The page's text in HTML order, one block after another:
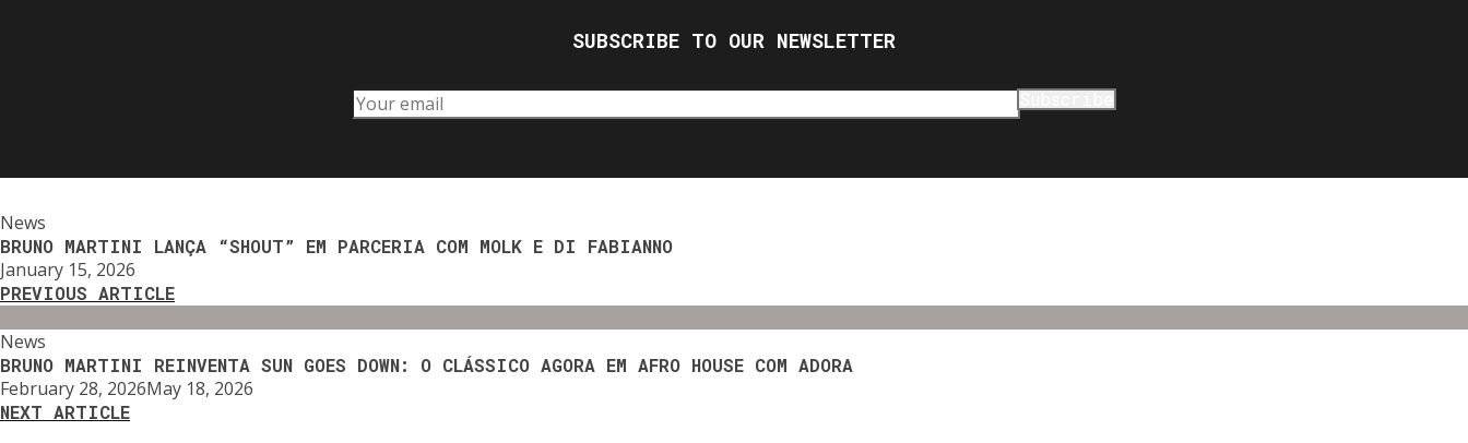
SUBSCRIBE TO OUR NEWSLETTER
News
BRUNO MARTINI LANÇA “SHOUT” EM PARCERIA COM MOLK E DI FABIANNO
January 15, 2026
PREVIOUS ARTICLE
News
BRUNO MARTINI REINVENTA SUN GOES DOWN: O CLÁSSICO AGORA EM AFRO HOUSE COM ADORA
February 28, 2026May 18, 2026
NEXT ARTICLE